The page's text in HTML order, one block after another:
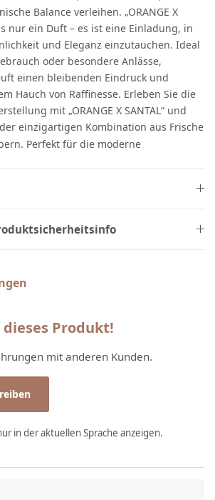
Balance verleihen. „ORANGE X
nur ein Duft – es ist eine Einladung, in
und Eleganz einzutauchen. Ideal
oder besondere Anlässe,
einen bleibenden Eindruck und
Hauch von Raffinesse. Erleben Sie die
mit „ORANGE X SANTAL“ und
einzigartigen Kombination aus Frische
Perfekt für die moderne
Produkt!
mit anderen Kunden.
in der aktuellen Sprache anzeigen.